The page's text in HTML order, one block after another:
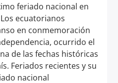
feriado nacional en
ecuatorianos
en conmemoración
ocurrido el
de las fechas históricas
Feriados recientes y su
nacional